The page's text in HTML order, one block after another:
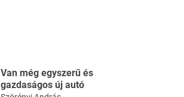
Van még egyszerű és
gazdaságos új autó